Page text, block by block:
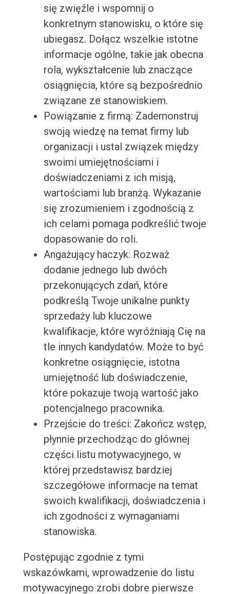
się zwięźle i wspomnij o
konkretnym stanowisku, o które się
ubiegasz. Dołącz wszelkie istotne
informacje ogólne, takie jak obecna
rola, wykształcenie lub znaczące
osiągnięcia, które są bezpośrednio
związane ze stanowiskiem.
Powiązanie z firmą: Zademonstruj
swoją wiedzę na temat firmy lub
organizacji i ustal związek między
swoimi umiejętnościami i
doświadczeniami z ich misją,
wartościami lub branżą. Wykazanie
się zrozumieniem i zgodnością z
ich celami pomaga podkreślić twoje
dopasowanie do roli.
Angażujący haczyk: Rozważ
dodanie jednego lub dwóch
przekonujących zdań, które
podkreślą Twoje unikalne punkty
sprzedaży lub kluczowe
kwalifikacje, które wyróżniają Cię na
tle innych kandydatów. Może to być
konkretne osiągnięcie, istotna
umiejętność lub doświadczenie,
które pokazuje twoją wartość jako
potencjalnego pracownika.
Przejście do treści: Zakończ wstęp,
płynnie przechodząc do głównej
części listu motywacyjnego, w
której przedstawisz bardziej
szczegółowe informacje na temat
swoich kwalifikacji, doświadczenia i
ich zgodności z wymaganiami
stanowiska.
Postępując zgodnie z tymi
wskazówkami, wprowadzenie do listu
motywacyjnego zrobi dobre pierwsze